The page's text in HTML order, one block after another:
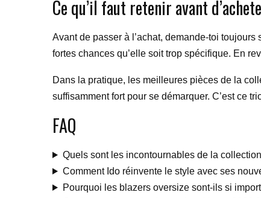
Ce qu’il faut retenir avant
Avant de passer à l’achat, demande-toi
fortes chances qu’elle soit trop spécifique. En
Dans la pratique, les meilleures pièces de la
suffisamment fort pour se démarquer. C’est ce
FAQ
Quels sont les incontournables de la
Comment Ido réinvente le style avec ses
Pourquoi les blazers oversize sont-ils si